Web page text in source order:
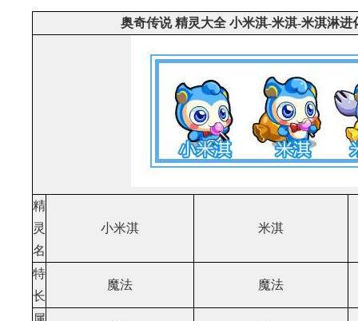
奥奇传说 精灵大全 小米淇-米淇-米淇淋进
精
灵
名
小米淇 米淇
特
长
魔法 魔法